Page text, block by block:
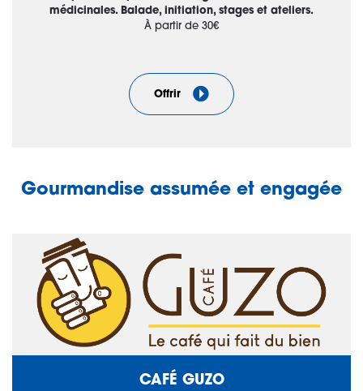
médicinales. Balade, initiation, stages et ateliers.
À partir de 30€
Offrir
Gourmandise assumée et engagée
CAFÉ GUZO